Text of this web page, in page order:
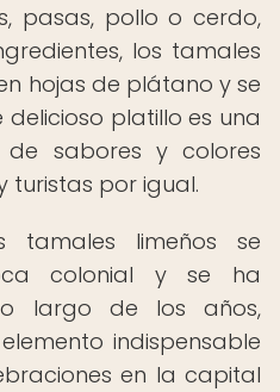
pasas, pollo o cerdo,
los tamales
hojas de plátano y se
platillo es una
de sabores y colores
turistas por igual.
limeños se
colonial y se ha
largo de los años,
indispensable
en la capital